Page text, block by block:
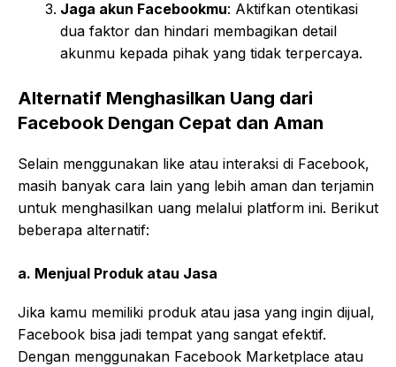
Jaga akun Facebookmu: Aktifkan otentikasi
dua faktor dan hindari membagikan detail
akunmu kepada pihak yang tidak terpercaya.
Alternatif Menghasilkan Uang dari
Facebook Dengan Cepat dan Aman
Selain menggunakan like atau interaksi di Facebook,
masih banyak cara lain yang lebih aman dan terjamin
untuk menghasilkan uang melalui platform ini. Berikut
beberapa alternatif:
a. Menjual Produk atau Jasa
Jika kamu memiliki produk atau jasa yang ingin dijual,
Facebook bisa jadi tempat yang sangat efektif.
Dengan menggunakan Facebook Marketplace atau